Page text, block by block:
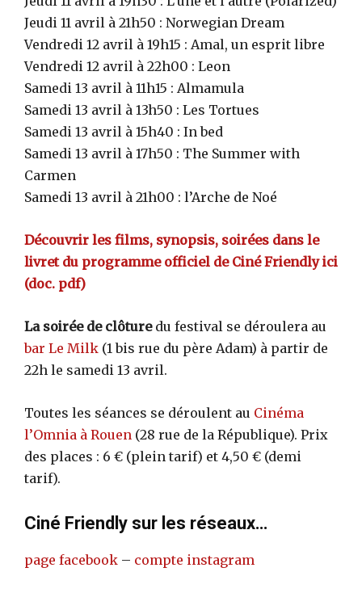
Jeudi 11 avril à 21h50 : Norwegian Dream
Vendredi 12 avril à 19h15 : Amal, un esprit libre
Vendredi 12 avril à 22h00 : Leon
Samedi 13 avril à 11h15 : Almamula
Samedi 13 avril à 13h50 : Les Tortues
Samedi 13 avril à 15h40 : In bed
Samedi 13 avril à 17h50 : The Summer with
Carmen
Samedi 13 avril à 21h00 : l’Arche de Noé
Découvrir les films, synopsis, soirées dans le
livret du programme officiel de Ciné Friendly ici
(doc. pdf)
La soirée de clôturedu festival se déroulera au
bar Le Milk (1 bis rue du père Adam) à partir de
22h le samedi 13 avril.
Toutes les séances se déroulent au Cinéma
l’Omnia à Rouen (28 rue de la République). Prix
des places : 6 € (plein tarif) et 4,50 € (demi
tarif).
Ciné Friendly sur les réseaux…
page facebook – compte instagram